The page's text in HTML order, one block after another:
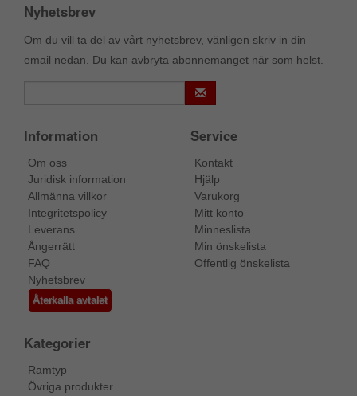
Nyhetsbrev
Om du vill ta del av vårt nyhetsbrev, vänligen skriv in din
email nedan. Du kan avbryta abonnemanget när som helst.
Information
Om oss
Juridisk information
Allmänna villkor
Integritetspolicy
Leverans
Ångerrätt
FAQ
Nyhetsbrev
Återkalla avtalet
Service
Kontakt
Hjälp
Varukorg
Mitt konto
Minneslista
Min önskelista
Offentlig önskelista
Kategorier
Ramtyp
Övriga produkter